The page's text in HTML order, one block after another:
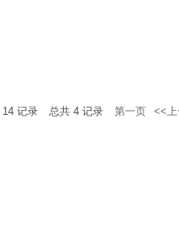
14 记录 总共 4 记录 第一页 <<